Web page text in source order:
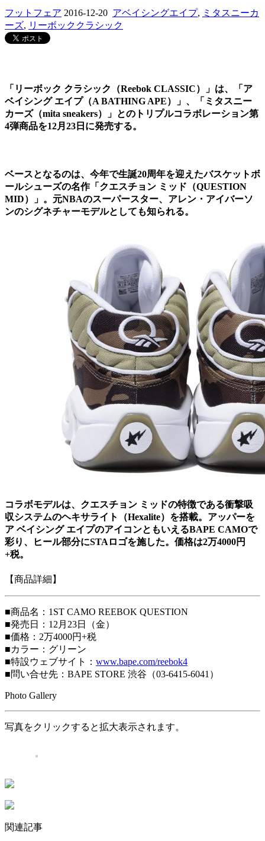
フットフェア 2016-12-20 アベイシングエイプ, ミタスニーカ
ーズ, リーボッククラシック
「リーボック クラシック（Reebok CLASSIC）」は、「ア
ベイシング エイプ（A BATHING APE）」、「ミタスニー
カーズ（mita sneakers）」とのトリプルコラボレーション第
4弾商品を12月23日に発売する。
ベースとなるのは、今年で生誕20周年を迎えたバスケットボ
ールシューズの名作「クエスチョン ミッド（QUESTION
MID）」。元NBAのスーパースター、アレン・アイバーソ
ンのシグネチャーモデルとしても知られる。
コラボモデルは、クエスチョン ミッドの特徴である衝撃吸
収システムのヘキサライト（Hexalite）を搭載。アッパーを
ア ベイシング エイプのアイコンともいえるBAPE CAMOで
彩り、ヒール部分にSTAロゴを施した。価格は2万4000円
+税。
【商品詳細】
■商品名：1ST CAMO REEBOK QUESTION
■発売日：12月23日（金）
■価格：2万4000円+税
■カラー：グリーン
■特設ウェブサイト： www.bape.com/reebok4
■問い合せ先：BAPE STORE 渋谷（03-6415-6041）
Photo Gallery
写真をクリックすると拡大表示されます。
関連記事